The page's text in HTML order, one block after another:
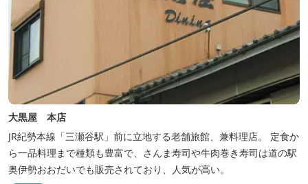
大黒屋 本店
JR紀勢本線「三瀬谷駅」前に立地する老舗旅館、兼料理店。 定食か
ら一品料理まで種類も豊富で、さんま寿司や牛肉巻き寿司は道の駅
奥伊勢おおだいでも販売されており、人気が高い。